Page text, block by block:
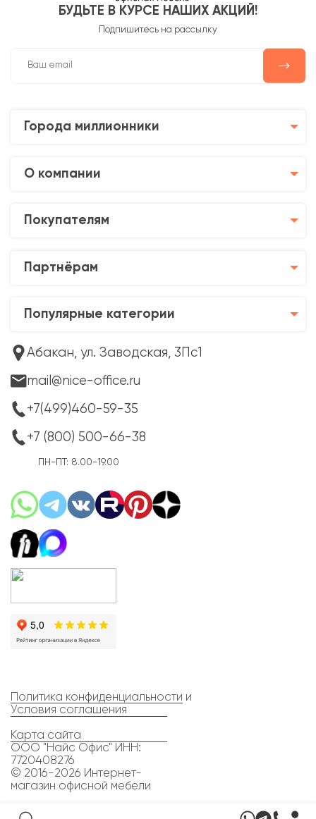
БУДЬТЕ В КУРСЕ НАШИХ АКЦИЙ!
Подпишитесь на рассылку
Города миллионники
О компании
Покупателям
Партнёрам
Популярные категории
Абакан, ул. Заводская, 3Пс1
mail@nice-office.ru
+7(499)460-59-35
+7 (800) 500-66-38
ПН-ПТ: 8.00-19.00
Политика конфиденциальности и
Условия соглашения
Карта сайта
ООО "Найс Офис" ИНН:
7720408276
© 2016-2026 Интернет-
магазин офисной мебели